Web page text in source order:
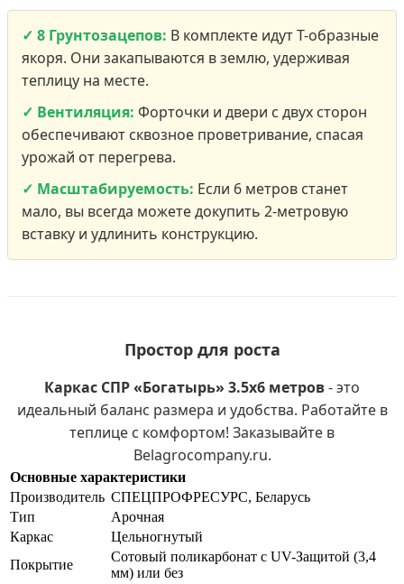
✓ 8 Грунтозацепов: В комплекте идут Т-образные
якоря. Они закапываются в землю, удерживая
теплицу на месте.
✓ Вентиляция: Форточки и двери с двух сторон
обеспечивают сквозное проветривание, спасая
урожай от перегрева.
✓ Масштабируемость: Если 6 метров станет
мало, вы всегда можете докупить 2-метровую
вставку и удлинить конструкцию.
Простор для роста
Каркас СПР «Богатырь» 3.5х6 метров- это
идеальный баланс размера и удобства. Работайте в
теплице с комфортом! Заказывайте в
Belagrocompany.ru.
Основные характеристики
Производитель СПЕЦПРОФРЕСУРС, Беларусь
Тип
Арочная
Каркас
Цельногнутый
Покрытие
Сотовый поликарбонат с UV-Защитой (3,4
мм) или без